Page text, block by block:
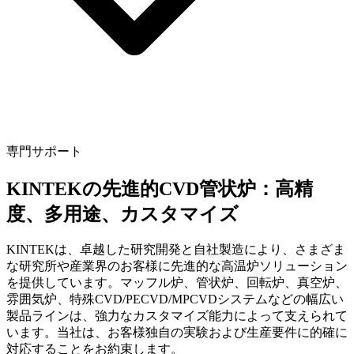
専門サポート
KINTEKの先進的CVD管状炉：高精
度、多用途、カスタマイズ
KINTEKは、卓越した研究開発と自社製造により、さまざま
な研究所や産業界のお客様に先進的な高温炉ソリューション
を提供しています。マッフル炉、管状炉、回転炉、真空炉、
雰囲気炉、特殊CVD/PECVD/MPCVDシステムなどの幅広い
製品ラインは、強力なカスタマイズ能力によって支えられて
います。当社は、お客様独自の実験および生産要件に的確に
対応することをお約束します。